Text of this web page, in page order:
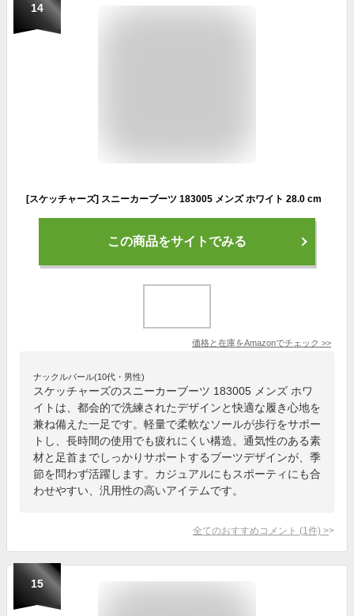
14
[スケッチャーズ] スニーカーブーツ 183005 メンズ ホワイト 28.0 cm
この商品をサイトでみる
価格と在庫をAmazonでチェック >>
ナックルバール(10代・男性)
スケッチャーズのスニーカーブーツ 183005 メンズ ホワ
イトは、都会的で洗練されたデザインと快適な履き心地を
兼ね備えた一足です。軽量で柔軟なソールが歩行をサポー
トし、長時間の使用でも疲れにくい構造。通気性のある素
材と足首までしっかりサポートするブーツデザインが、季
節を問わず活躍します。カジュアルにもスポーティにも合
わせやすい、汎用性の高いアイテムです。
全てのおすすめコメント (1 件) >
15